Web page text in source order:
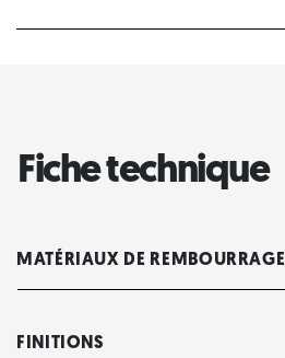
Fiche technique
MATÉRIAUX DE REMBOURRAGE
FINITIONS